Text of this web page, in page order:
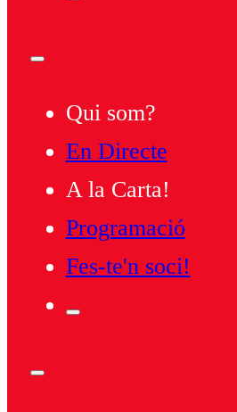
Qui som?
En Directe
A la Carta!
Programació
Fes-te'n soci!